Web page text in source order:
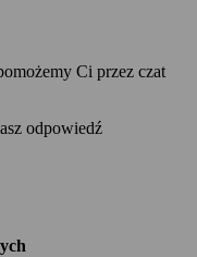
Ci przez czat
odpowiedź